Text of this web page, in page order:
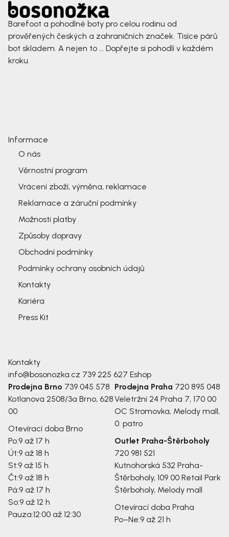
Barefoot a pohodlné boty pro celou rodinu od
prověřených českých a zahraničních značek. Tisíce párů
bot skladem. A nejen to ... Dopřejte si pohodlí v každém
kroku.
Informace
O nás
Věrnostní program
Vrácení zboží, výměna, reklamace
Reklamace a záruční podmínky
Možnosti platby
Způsoby dopravy
Obchodní podmínky
Podmínky ochrany osobních údajů
Kontakty
Kariéra
Press Kit
Kontakty
info@bosonozka.cz 739 225 627 Eshop
Prodejna Brno 739 045 578
Kotlanova 2508/3a Brno, 628
00
Otevírací doba Brno
Po:9 až 17 h
Út:9 až 18 h
St:9 až 15 h
Čt:9 až 18 h
Pá:9 až 17 h
So:9 až 12 h
Pauza:12:00 až 12:30
Prodejna Praha 720 895 048
Veletržní 24 Praha 7, 170 00
OC Stromovka, Melody mall,
0. patro
Outlet Praha-Štěrboholy
720 981 521
Kutnohorská 532 Praha-
Štěrboholy, 109 00 Retail Park
Štěrboholy, Melody mall
Otevírací doba Praha
Po–Ne:9 až 21 h